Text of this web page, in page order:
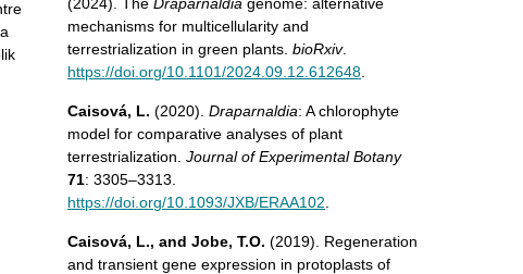
mechanisms for multicellularity and
terrestrialization in green plants.bioRxiv.
https://doi.org/10.1101/2024.09.12.612648
Caisová, L. (2020).Draparnaldia: A chlorophyte
model for comparative analyses of plant
terrestrialization.Journal of Experimental Botany
71: 3305–3313.
https://doi.org/10.1093/JXB/ERAA102
Caisová, L., and Jobe, T.O.(2019). Regeneration
and transient gene expression in protoplasts of